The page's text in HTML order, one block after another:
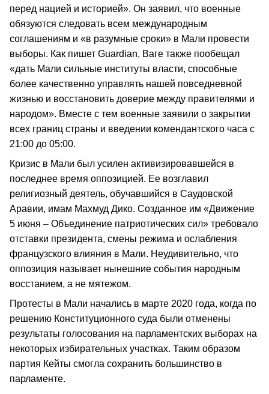
перед нацией и историей». Он заявил, что военные
обязуются следовать всем международным
соглашениям и «в разумные сроки» в Мали провести
выборы. Как пишет Guardian, Ваге также пообещал
«дать Мали сильные институты власти, способные
более качественно управлять нашей повседневной
жизнью и восстановить доверие между правителями и
народом». Вместе с тем военные заявили о закрытии
всех границ страны и введении комендантского часа с
21:00 до 05:00.
Кризис в Мали был усилен активизировавшейся в
последнее время оппозицией. Ее возглавил
религиозный деятель, обучавшийся в Саудовской
Аравии, имам Махмуд Дико. Созданное им «Движение
5 июня – Объединение патриотических сил» требовало
отставки президента, смены режима и ослабления
французского влияния в Мали. Неудивительно, что
оппозиция называет нынешние события народным
восстанием, а не мятежом.
Протесты в Мали начались в марте 2020 года, когда по
решению Конституционного суда были отменены
результаты голосования на парламентских выборах на
некоторых избирательных участках. Таким образом
партия Кейты смогла сохранить большинство в
парламенте.